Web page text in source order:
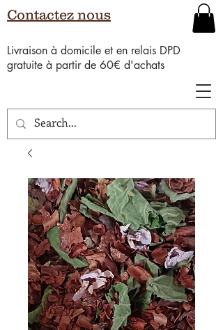
Livraison à domicile et en relais DPD
gratuite à partir de 60€ d'achats
Contactez nous